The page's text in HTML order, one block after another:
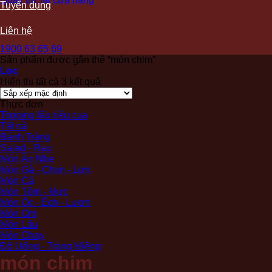
Tuyển dụng
Liên hệ
1900 63 65 69
Sản phẩm được gắn thẻ “món chim”
Lọc
Hiển thị tất cả 3 kết quả
Thực đơn
Topping lẩu riêu cua
Tất cả
Bánh Tráng
Salad - Rau
Món Ăn Nhẹ
Món Gà - Chim - Lợn
Món Cá
Món Tôm - Mực
Món Ốc - Ếch - Lươn
Món Om
Món Lẩu
Món Chay
Đồ Uống - Tráng Miệng
món chim